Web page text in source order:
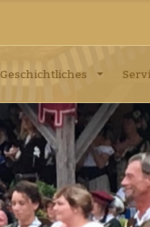
Geschichtliches